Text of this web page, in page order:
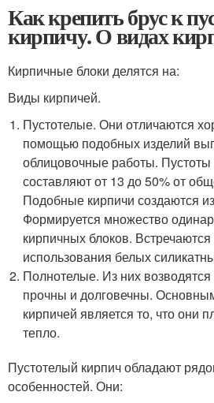
Как крепить брус к
кирпичу. О видах
Кирпичные блоки делятся на:
Виды кирпичей.
Пустотелые. Они отличаются
помощью подобных изделий
облицовочные работы. Пустоты
составляют от 13 до 50% от
Подобные кирпичи создаются
Формируется множество
кирпичных блоков. Встречаются
использования белых
Полнотелые. Из них
прочны и долговечны.
кирпичей является то, что они
тепло.
Пустотелый кирпич обладают
особенностей. Они: